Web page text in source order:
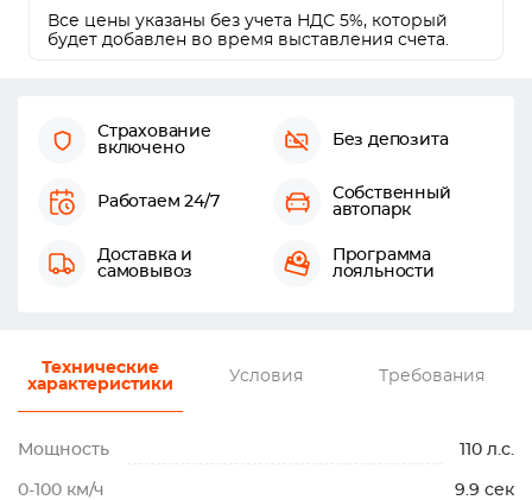
Все цены указаны без учета НДС 5%, который
будет добавлен во время выставления счета.
Страхование
включено
Без депозита
Работаем 24/7
Собственный
автопарк
Доставка и
самовывоз
Программа
лояльности
Технические
характеристики
Условия Требования
Мощность 110 л.с.
0-100 км/ч 9.9 сек